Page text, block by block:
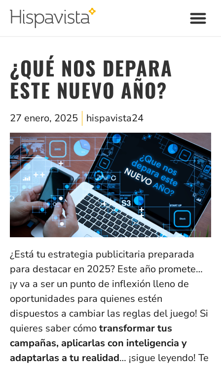
¿QUÉ NOS DEPARA
ESTE NUEVO AÑO?
27 enero, 2025 hispavista24
¿Está tu estrategia publicitaria preparada
para destacar en 2025? Este año promete…
¡y va a ser un punto de inflexión lleno de
oportunidades para quienes estén
dispuestos a cambiar las reglas del juego! Si
quieres saber cómotransformar tus
campañas, aplicarlas con inteligencia y
adaptarlas a tu realidad… ¡sigue leyendo! Te